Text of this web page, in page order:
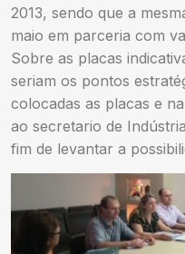
2013, sendo que a
maio em parceria com
Sobre as placas
seriam os pontos
colocadas as placas e
ao secretario de
fim de levantar a